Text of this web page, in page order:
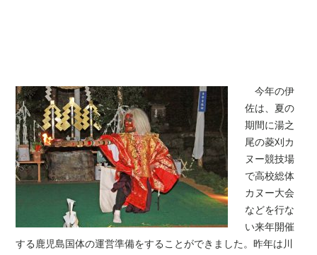
今年の伊
佐は、夏の
期間に湯之
尾の菱刈カ
ヌー競技場
で高校総体
カヌー大会
などを行な
い来年開催
する鹿児島国体の運営準備をすることができました。昨年は川